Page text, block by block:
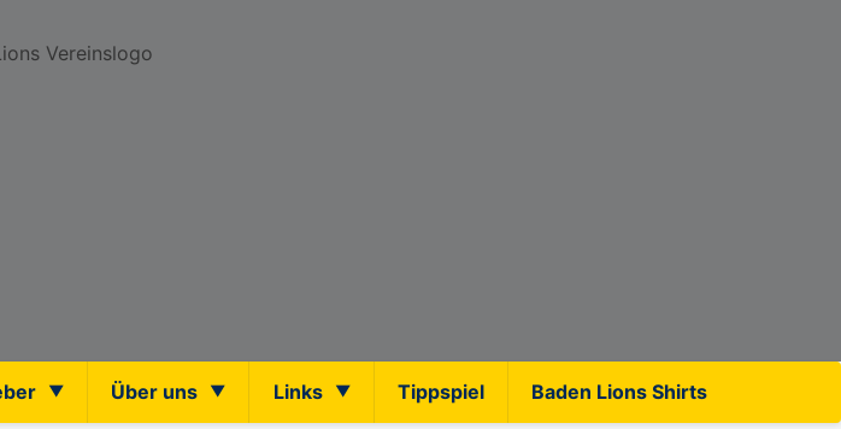
Über uns Links Tippspiel Baden Lions Shirts